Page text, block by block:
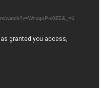
watch?v=WnxqoP-c0ZE&_=1